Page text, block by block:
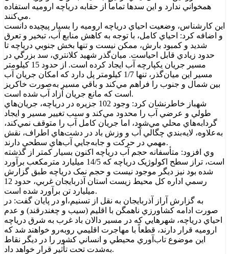
همخواني ندارد و اين سدها تماماً از حقابه درياچه اروميه استفاده
مي‌کنند.
اين کارشناس، وضعيت احياي درياچه اروميه را بسيار پيچيده دانست
و اضافه کرد: احياي کامل، با توجه به کاهش منابع آب، تبخير و تعرق
شديد و کمبود بارش، ممکن نيست و تنها بخش جنوبي درياچه تا
حدود زيادي قابل احياست. ميان‌گذر شهيد کلانتري، سد بزرگي در
مسير جريان يکپارچه آب ايجاد کرده است. از حدود 15 کيلومتر
مسير اين ميان‌گذر، تنها 1/7 کيلومتر پل دارد که امکان جريان آب
بين شمال و جنوب را فراهم مي‌کند و باقي مسير به‌صورت خاکريز
است که مانع جريان آزاد آب شده است.
شهباز خاطرنشان کرد: وجود 102 جزيره در درياچه، جريان‌هاي
طولي و عرضي آب را محدود مي‌کند و سبب تغيير مسير و ايجاد
گردابه‌هاي محلي مي‌شود، اما جريان کامل آب را متوقف نمي‌کند،
به‌علاوه، لايه‌بندي چگالي آب و وزش باد در دشت‌هاي اطراف، نقش
مهمي در حرکت و جابه‌جايي آب‌هاي سطحي دارند.
وي افزود: متأسفانه حجم آب درياچه اکنون بسيار کمتر از گذشته
است، تراز سطح اکولوژيک درياچه که 14/5 ميليارد مترمکعب برآورد
شده بود نيز ديگر موجود نيست و حجم نمک درياچه طبق گزارش
رسمي اداره کل محيط زيست استان آذربايجان غربي، حدود 12
ميليارد تن برآورد شده است.
به گزارش آراز آذربايجان به نقل از تسنيم،او در پايان گفت: در
صورت ادامه کشاورزي ناهمگن با اقليم (سيب و چغندرقند) و عدم
احياي درياچه، شهرهايي که در مسير دالان باد غرب به شرق درياچه
اروميه قرار دارند، قطعاً با مهاجرت اقليمي روبه‌رو خواهند شد که
اين موضوع تاب‌آوري محيطي و انساني کشور را در ديگر نقاط
به‌شدت تحت تأثير قرار خواهد داد.